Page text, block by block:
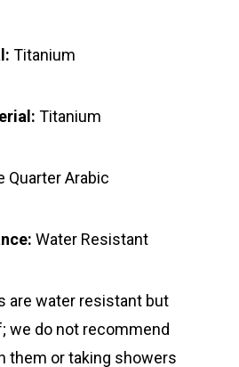
Titanium
Titanium
Quarter Arabic
Water Resistant
are water resistant but
we do not recommend
them or taking showers